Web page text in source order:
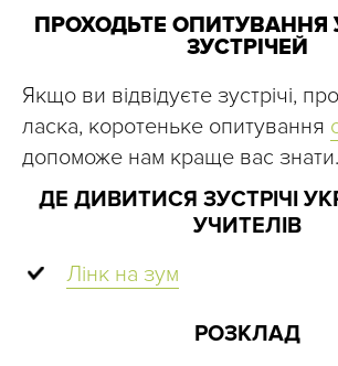
ПРОХОДЬТЕ ОПИТУВАННЯ
ЗУСТРІЧЕЙ
Якщо ви відвідуєте зустрічі,
ласка, коротеньке опитування
допоможе нам краще вас знати.
ДЕ ДИВИТИСЯ ЗУСТРІЧІ
УЧИТЕЛІВ
Лінк на зум
РОЗКЛАД